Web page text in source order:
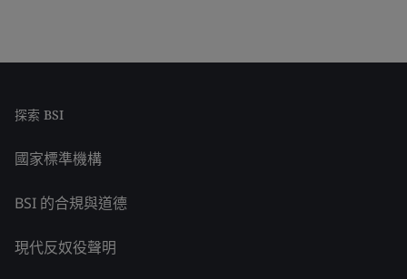
探索 BSI
國家標準機構
BSI 的合規與道德
現代反奴役聲明